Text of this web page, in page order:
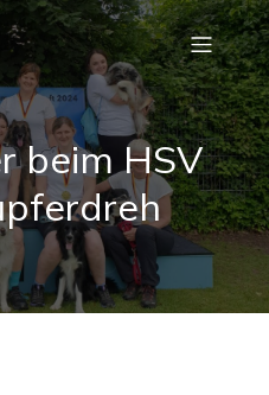
beim HSV